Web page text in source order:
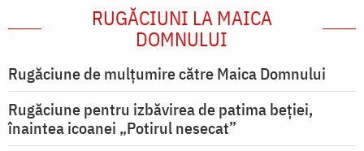
RUGĂCIUNI LA MAICA
DOMNULUI
Rugăciune de mulţumire către Maica Domnului
Rugăciune pentru izbăvirea de patima beției,
înaintea icoanei „Potirul nesecat”